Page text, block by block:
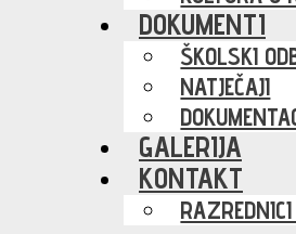
DOKUMENTI
ŠKOLSKI
NATJEČAJI
GALERIJA
KONTAKT